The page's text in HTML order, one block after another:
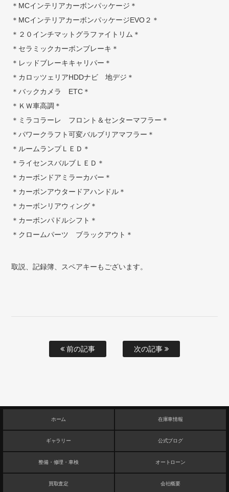
＊MCインテリアカーボンパッケージ＊
＊MCインテリアカーボンパッケージEVO２＊
＊２０インチマットグラファイトリム＊
＊セラミックカーボンブレーキ＊
＊レッドブレーキキャリパー＊
＊カロッツェリアHDDナビ 地デジ＊
＊バックカメラ ETC＊
＊ＫＷ車高調＊
＊ミラコラーレ フロント＆センターマフラー＊
＊パワークラフト可変バルブリアマフラー＊
＊ルームランプＬＥＤ＊
＊ライセンスバルブＬＥＤ＊
＊カーボンドアミラーカバー＊
＊カーボンアウタードアハンドル＊
＊カーボンリアウィング＊
＊カーボンパドルシフト＊
＊クロームパーツ ブラックアウト＊
取説、記録簿、スペアキーもございます。
前の記事 次の記事
ホーム 在庫車情報
ギャラリー 公式ブログ
整備・修理・車検 オートローン
買取査定 会社概要